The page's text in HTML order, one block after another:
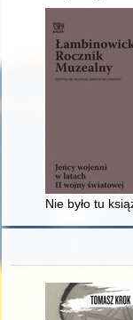
Nie było tu